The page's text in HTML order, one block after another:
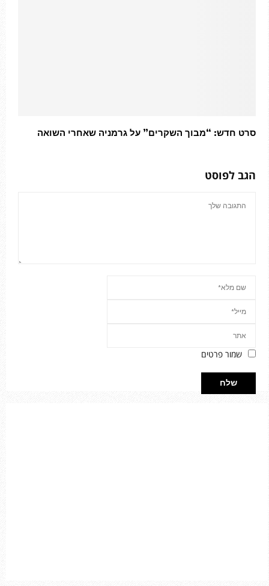
סרט חדש: “מבוך השקרים” על גרמניה שאחרי השואה
הגב לפוסט
שמור פרטים